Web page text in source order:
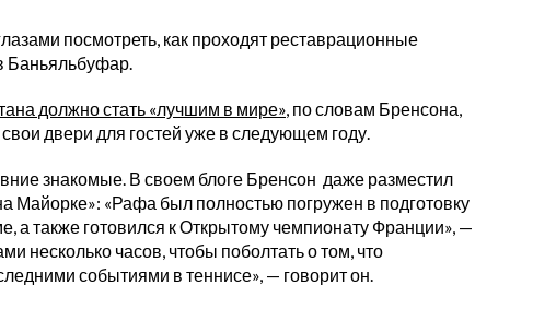
посмотреть, как проходят реставрационные
Баньяльбуфар.
должно стать «лучшим в мире», по словам Бренсона,
двери для гостей уже в следующем году.
знакомые. В своем блоге Бренсон даже разместил
«Рафа был полностью погружен в подготовку
а также готовился к Открытому чемпионату Франции», —
несколько часов, чтобы поболтать о том, что
событиями в теннисе», — говорит он.